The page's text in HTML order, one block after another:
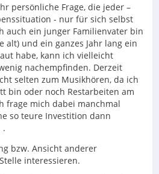
persönliche Frage, die jeder –
- nur für sich selbst
auch ein junger Familienvater bin
alt) und ein ganzes Jahr lang ein
habe, kann ich vielleicht
nachempfinden. Derzeit
selten zum Musikhören, da ich
bin oder noch Restarbeiten am
frage mich dabei manchmal
so teure Investition dann
.
bzw. Ansicht anderer
interessieren.